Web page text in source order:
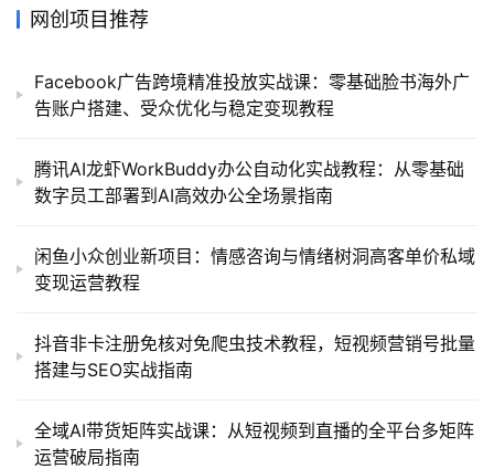
网创项目推荐
Facebook广告跨境精准投放实战课：零基础脸书海外广
告账户搭建、受众优化与稳定变现教程
腾讯AI龙虾WorkBuddy办公自动化实战教程：从零基础
数字员工部署到AI高效办公全场景指南
闲鱼小众创业新项目：情感咨询与情绪树洞高客单价私域
变现运营教程
抖音非卡注册免核对免爬虫技术教程，短视频营销号批量
搭建与SEO实战指南
全域AI带货矩阵实战课：从短视频到直播的全平台多矩阵
运营破局指南